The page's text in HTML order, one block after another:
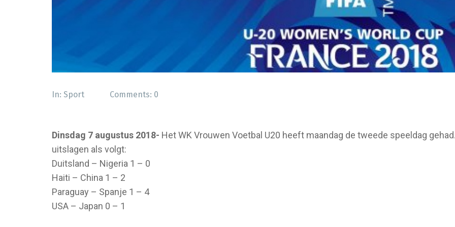
In: Sport Comments: 0
Dinsdag 7 augustus 2018- Het WK Vrouwen Voetbal U20 heeft maandag de tweede speeldag
uitslagen als volgt:
Duitsland – Nigeria 1 – 0
Haiti – China 1 – 2
Paraguay – Spanje 1 – 4
USA – Japan 0 – 1